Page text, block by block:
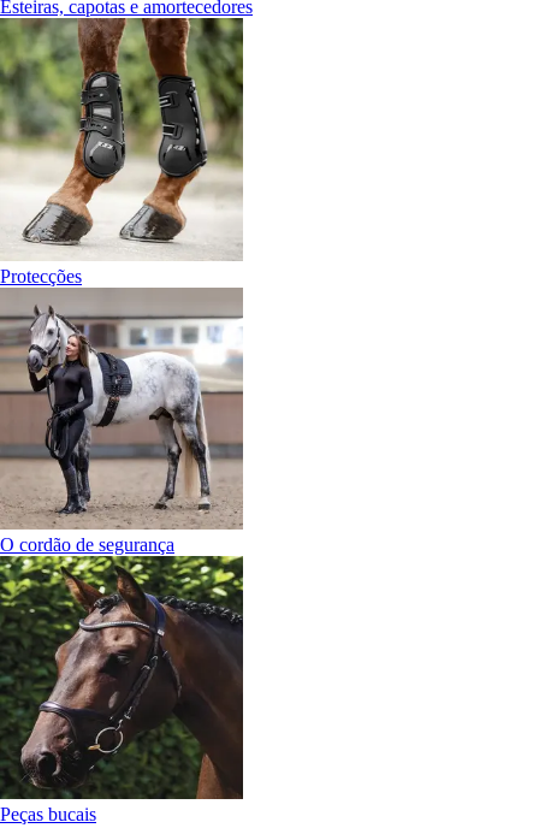
Esteiras, capotas e amortecedores
Protecções
O cordão de segurança
Peças bucais